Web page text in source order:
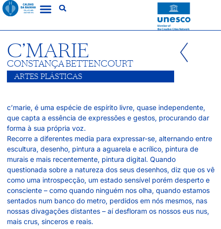
C’MARIE
CONSTANÇA BETTENCOURT
ARTES PLÁSTICAS
c’marie, é uma espécie de espírito livre, quase independente,
que capta a essência de expressões e gestos, procurando dar
forma à sua própria voz.
Recorre a diferentes media para expressar-se, alternando entre
escultura, desenho, pintura a aguarela e acrílico, pintura de
murais e mais recentemente, pintura digital. Quando
questionada sobre a natureza dos seus desenhos, diz que os vê
como uma introspecção, um estado sensível porém desperto e
consciente – como quando ninguém nos olha, quando estamos
sentados num banco do metro, perdidos em nós mesmos, nas
nossas divagações distantes – aí desfloram os nossos eus nus,
mais crus, sinceros e reais.